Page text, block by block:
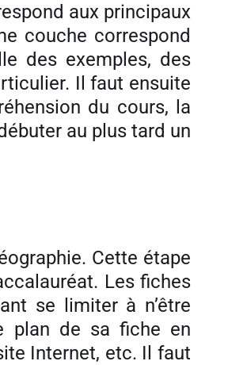
aux principaux
couche correspond
des exemples, des
Il faut ensuite
du cours, la
au plus tard un
Cette étape
Les fiches
se limiter à n’être
plan de sa fiche en
Internet, etc. Il faut